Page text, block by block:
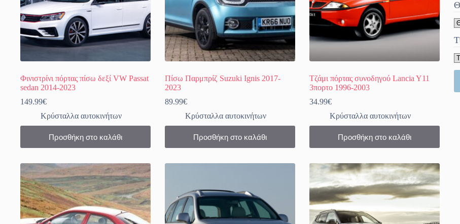
Φινιστρίνι πόρτας πίσω δεξί VW Passat
sedan 2014-2023
149.99€
Κρύσταλλα αυτοκινήτων
Προσθήκη στο καλάθι
Πίσω Παρμπρίζ Suzuki Ignis 2017-
2023
89.99€
Κρύσταλλα αυτοκινήτων
Προσθήκη στο καλάθι
Τζάμι πόρτας συνοδηγού Lancia Y11
3πορτο 1996-2003
34.99€
Κρύσταλλα αυτοκινήτων
Προσθήκη στο καλάθι